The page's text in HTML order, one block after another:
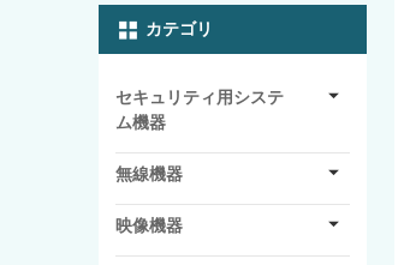
カテゴリ
セキュリティ用システ
ム機器
無線機器
映像機器